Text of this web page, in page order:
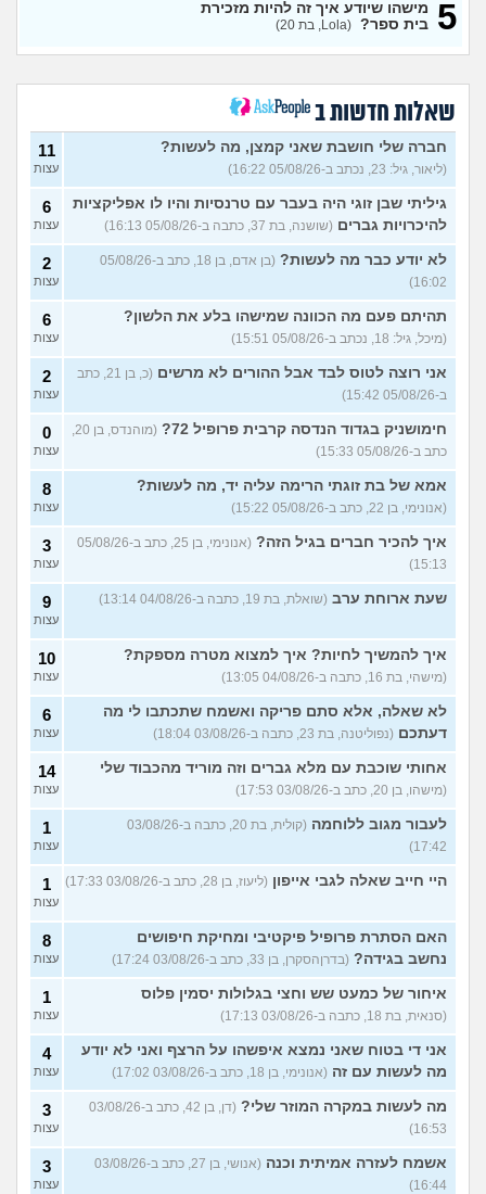
(מתעניינת, בת 25)
במה לעבוד? (אנונימי, בן 17)
שחוק עד דמעות מעבודה
זמנית: האם לחתום אבטלה
ולהשקיע בהייטק או למצוא
עבודה אחרת?
(סטודנט, בן 22)
3
עצות
איך מוצאים עבודה בעיר שלי?
(אסי, בן 38)
5
עצות
האם כדאי עגלות באמריקה/
קוסמטיקה?
(אנגל, בת 22)
3
עצות
מסיימת תואר במדמח ולא
יודעת לאן להמשיך מפה
3
עצות
שאלות על המקצוע של הנהלת
חשבונות (מישהי, בת 30)
5
עצות
איך לשפר את הנושא
התעסוקתי? (אנונימית, בת 27)
4
עצות
איך להבין מה הכיוון שלי?
(אנונימית, בת 21)
4
עצות
עוד שאלות חדשות במדור
5
מישהו שיודע איך זה להיות מזכירת
בית ספר? (Lola, בת 20)
שאלות חדשות ב
חברה שלי חושבת שאני קמצן, מה לעשות?
(ליאור, גיל: 23, נכתב ב-05/08/26 16:22)
11
עצות
גיליתי שבן זוגי היה בעבר עם טרנסיות והיו לו אפליקציות
להיכרויות גברים (שושנה, בת 37, כתבה ב-05/08/26 16:13)
6
עצות
לא יודע כבר מה לעשות?
(בן אדם, בן 18, כתב ב-05/08/26
16:02)
2
עצות
תהיתם פעם מה הכוונה שמישהו בלע את הלשון?
(מיכל, גיל: 18, נכתב ב-05/08/26 15:51)
6
עצות
אני רוצה לטוס לבד אבל ההורים לא מרשים
(כ, בן 21, כתב
ב-05/08/26 15:42)
2
עצות
חימושניק בגדוד הנדסה קרבית פרופיל 72?
כתב ב-05/08/26 15:33)
0
עצות
אמא של בת זוגתי הרימה עליה יד, מה לעשות?
(אנונימי, בן 22, כתב ב-05/08/26 15:22)
8
עצות
איך להכיר חברים בגיל הזה?
(אנונימי, בן 25, כתב ב-05/08/26
15:13)
3
עצות
שעת ארוחת ערב (שואלת, בת 19, כתבה ב-04/08/26 13:14) 9
עצות
איך להמשיך לחיות? איך למצוא מטרה מספקת?
(מישהי, בת 16, כתבה ב-04/08/26 13:05)
10
עצות
לא שאלה, אלא סתם פריקה ואשמח שתכתבו לי מה
דעתכם (נפוליטנה, בת 23, כתבה ב-03/08/26 18:04)
6
עצות
אחותי שוכבת עם מלא גברים וזה מוריד מהכבוד שלי
(מישהו, בן 20, כתב ב-03/08/26 17:53)
14
עצות
לעבור מגוב ללוחמה
(קולית, בת 20, כתבה ב-03/08/26
17:42)
1
עצות
היי חייב שאלה לגבי אייפון (ליעוז, בן 28, כתב ב-03/08/26 17:33) 1
עצות
האם הסתרת פרופיל פיקטיבי ומחיקת חיפושים
נחשב בגידה? (בדרןהסקרן, בן 33, כתב ב-03/08/26 17:24)
8
עצות
איחור של כמעט שש וחצי בגלולות יסמין פלוס
(סנאית, בת 18, כתבה ב-03/08/26 17:13)
1
עצות
אני די בטוח שאני נמצא איפשהו על הרצף ואני לא יודע
מה לעשות עם זה (אנונימי, בן 18, כתב ב-03/08/26 17:02)
4
עצות
מה לעשות במקרה המוזר שלי?
(דן, בן 42, כתב ב-03/08/26
16:53)
3
עצות
אשמח לעזרה אמיתית וכנה
(אנושי, בן 27, כתב ב-03/08/26
16:44)
3
עצות